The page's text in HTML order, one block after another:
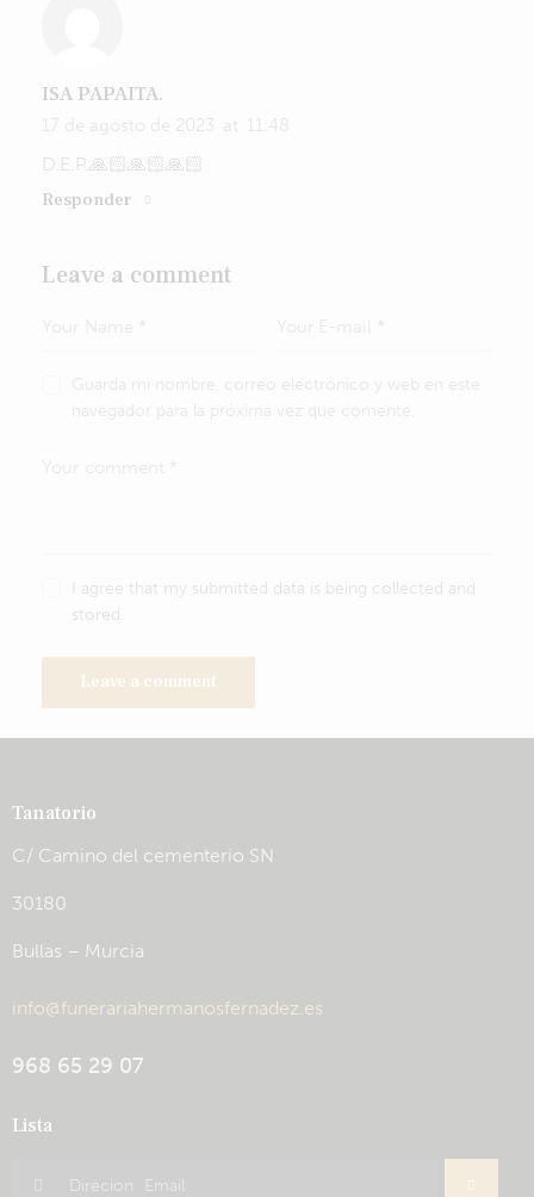
ISA PAPAITA.
17 de agosto de 2023 at 11:48
D.E.P.🙏🏻🙏🏻🙏🏻
Responder
Leave a comment
Guarda mi nombre, correo electrónico y web en este
navegador para la próxima vez que comente.
I agree that my submitted data is being collected and
stored.
Tanatorio
C/ Camino del cementerio SN
30180
Bullas – Murcia
info@funerariahermanosfernadez.es
968 65 29 07
Lista
Inscribir